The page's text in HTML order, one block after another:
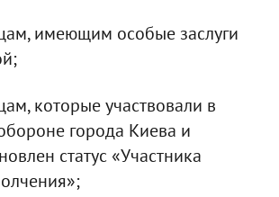
имеющим особые заслуги
которые участвовали в
города Киева и
статус «Участника